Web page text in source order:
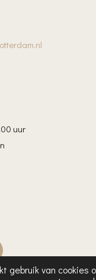
gebruik van cookies
uur